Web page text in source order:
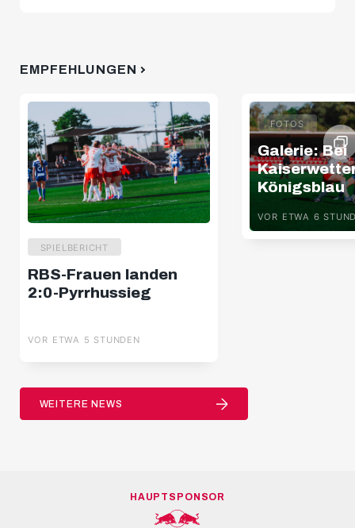
EMPFEHLUNGEN
SPIELBERICHT
RBS-Frauen landen
2:0-Pyrrhussieg
VOR ETWA 5 STUNDEN
FOTOS
Galerie: Bei
Königsblau
VOR ETWA 6
WEITERE NEWS
HAUPTSPONSOR